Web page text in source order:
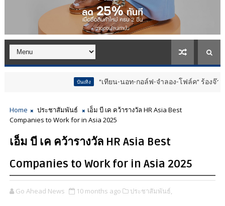
“เทียน-นอท-กอล์ฟ-จำลอง-โฟล์ค” ร้องจ๊าก!! อุปกรณ์
Home ประชาสัมพันธ์
เอ็ม บี เค คว้ารางวัล HR Asia Best
Companies to Work for in Asia 2025
เอ็ม บี เค คว้ารางวัล HR Asia Best
Companies to Work for in Asia 2025
Go Ahead News 10 months ago ประชาสัมพันธ์,